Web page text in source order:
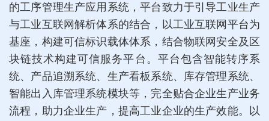
的工序管理生产应用系统，平台致力于引导工业生产
与工业互联网解析体系的结合，以工业互联网平台为
基座，构建可信标识载体体系，结合物联网安全及区
块链技术构建可信服务平台。平台包含智能转序系
统、产品追溯系统、生产看板系统、库存管理系统、
智能出入库管理系统模块等，完全贴合企业生产业务
流程，助力企业生产，提高工业企业的生产效能。以